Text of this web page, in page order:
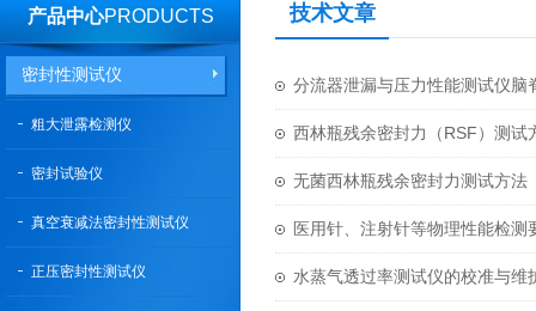
产品中心PRODUCTS
密封性测试仪
粗大泄露检测仪
密封试验仪
真空衰减法密封性测试仪
正压密封性测试仪
技术文章
分流器泄漏与压力性能测试仪脑
西林瓶残余密封力（RSF）测试
无菌西林瓶残余密封力测试方法
医用针、注射针等物理性能检测
水蒸气透过率测试仪的校准与维